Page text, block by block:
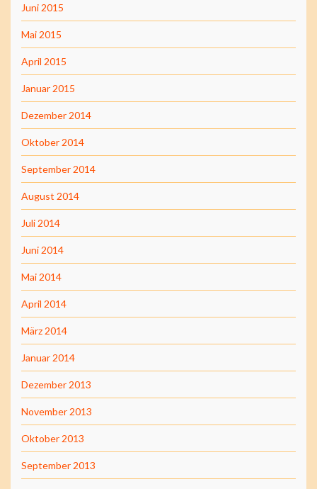
Juni 2015
Mai 2015
April 2015
Januar 2015
Dezember 2014
Oktober 2014
September 2014
August 2014
Juli 2014
Juni 2014
Mai 2014
April 2014
März 2014
Januar 2014
Dezember 2013
November 2013
Oktober 2013
September 2013